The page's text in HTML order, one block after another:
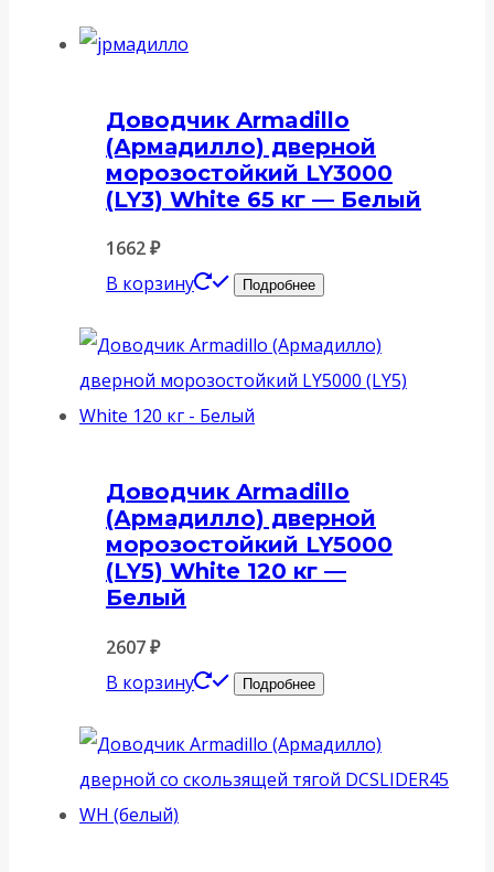
Доводчик Armadillo
(Армадилло) дверной
морозостойкий LY3000
(LY3) White 65 кг — Белый
1662₽
В корзину
Подробнее
Доводчик Armadillo
(Армадилло) дверной
морозостойкий LY5000
(LY5) White 120 кг —
Белый
2607₽
В корзину
Подробнее